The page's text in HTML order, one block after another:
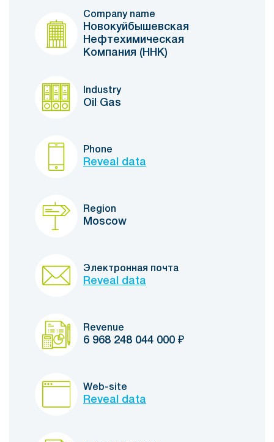
Company name
Новокуйбышевская
Нефтехимическая
Компания (ННК)
Industry
Oil Gas
Phone
Reveal data
Region
Moscow
Электронная почта
Reveal data
Revenue
6 968 248 044 000 ₽
Web-site
Reveal data